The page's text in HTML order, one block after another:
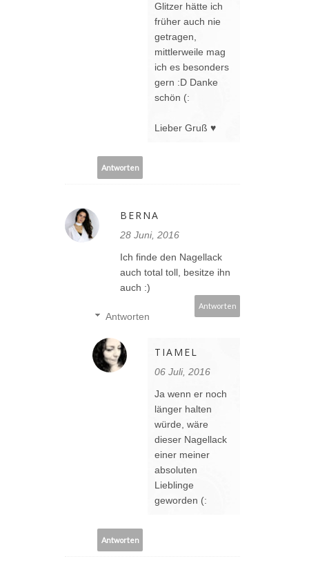
Glitzer hätte ich
früher auch nie
getragen,
mittlerweile mag
ich es besonders
gern :D Danke
schön (:
Lieber Gruß ♥
Antworten
BERNA
28 Juni, 2016
Ich finde den Nagellack
auch total toll, besitze ihn
auch :)
Antworten
Antworten
TIAMEL
06 Juli, 2016
Ja wenn er noch
länger halten
würde, wäre
dieser Nagellack
einer meiner
absoluten
Lieblinge
geworden (:
Antworten